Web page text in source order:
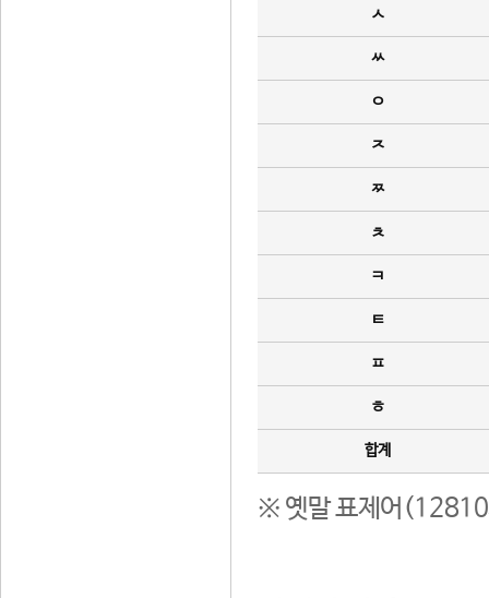
ㅅ
ㅆ
ㅇ
ㅈ
ㅉ
ㅊ
ㅋ
ㅌ
ㅍ
ㅎ
합계
※ 옛말 표제어(12810